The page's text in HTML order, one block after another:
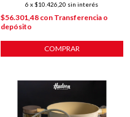
6 x $10.426,20 sin interés
$56.301,48 con Transferencia o
depósito
COMPRAR